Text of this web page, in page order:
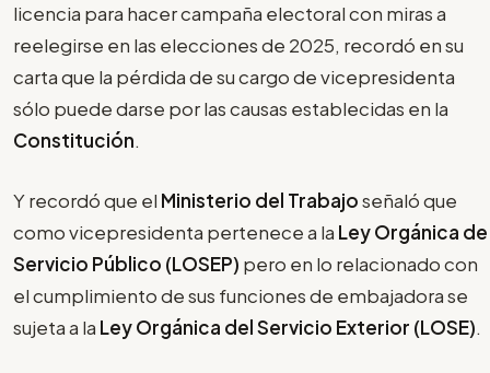
licencia para hacer campaña electoral con miras a
reelegirse en las elecciones de 2025, recordó en su
carta que la pérdida de su cargo de vicepresidenta
sólo puede darse por las causas establecidas en la
Constitución.
Y recordó que el Ministerio del Trabajoseñaló que
como vicepresidenta pertenece a la Ley Orgánica de
Servicio Público (LOSEP) pero en lo relacionado con
el cumplimiento de sus funciones de embajadora se
sujeta a la Ley Orgánica del Servicio Exterior (LOSE).